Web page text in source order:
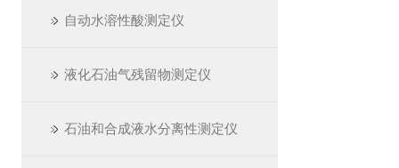
自动水溶性酸测定仪
液化石油气残留物测定仪
石油和合成液水分离性测定仪